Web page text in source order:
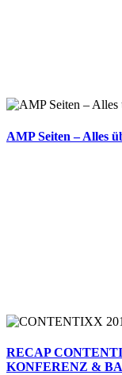
AMP Seiten – Alles
RECAP
KONFERENZ &